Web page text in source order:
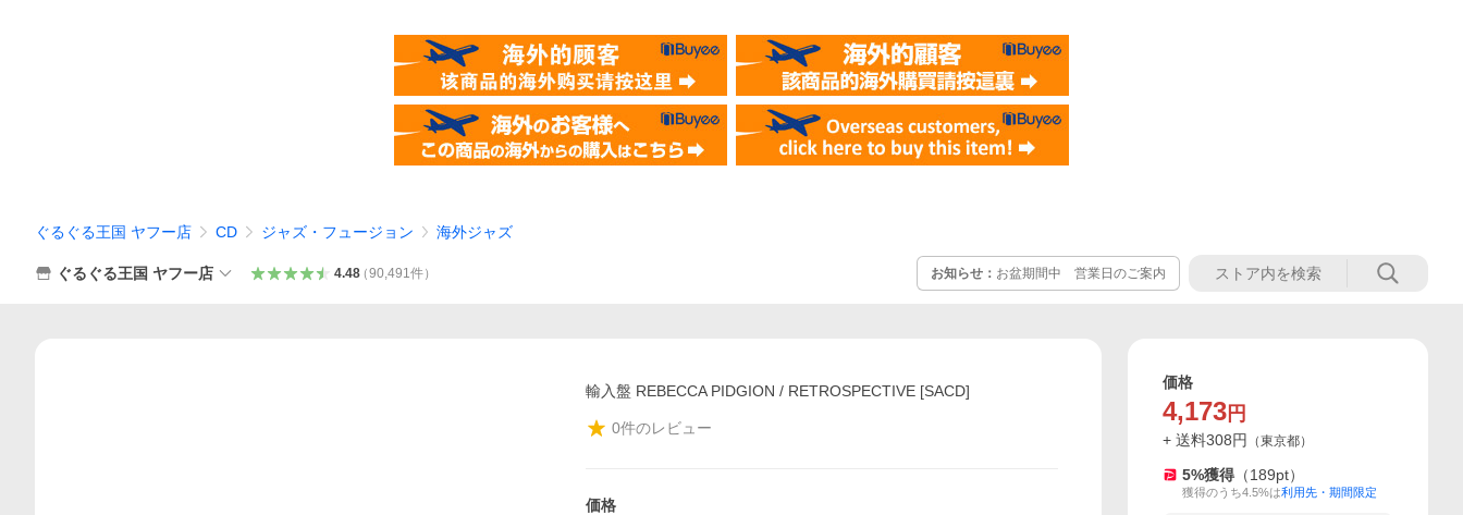
ぐるぐる王国 ヤフー店 CD ジャズ・フュージョン 海外ジャズ
ぐるぐる王国 ヤフー店 4.48（90,491件） お知らせ： お盆期間中 営業日のご案内
輸入盤 REBECCA PIDGION / RETROSPECTIVE [SACD]
0件のレビュー
価格
価格
4,173 円
+ 送料308円 （東京都）
5%獲得 （189pt）
獲得のうち4.5%は利用先・期間限定